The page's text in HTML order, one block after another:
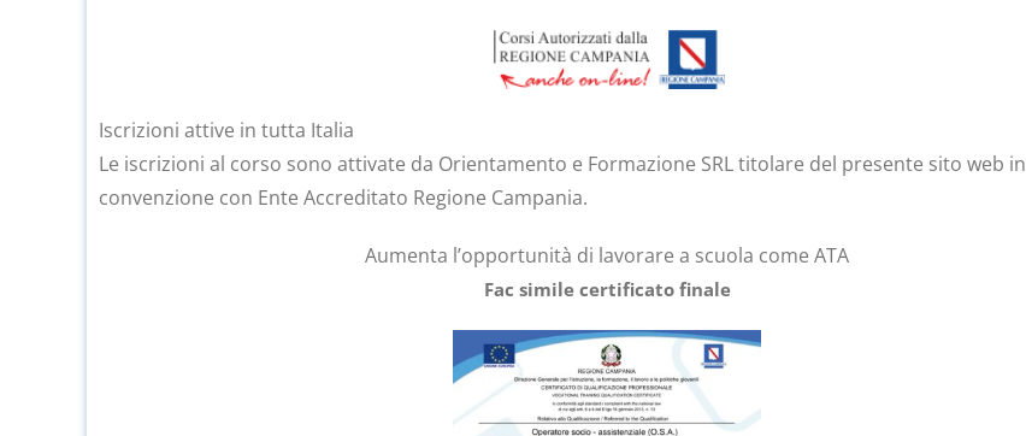
Iscrizioni attive in tutta Italia
Le iscrizioni al corso sono attivate da Orientamento e Formazione SRLtitolare del presente sito web in
convenzione con Ente Accreditato Regione Campania.
Aumenta l’opportunità di lavorare a scuola come ATA
Fac simile certificato finale